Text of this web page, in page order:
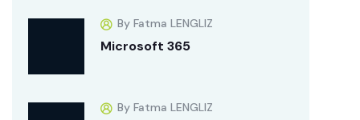
By Fatma LENGLIZ
Microsoft 365
By Fatma LENGLIZ